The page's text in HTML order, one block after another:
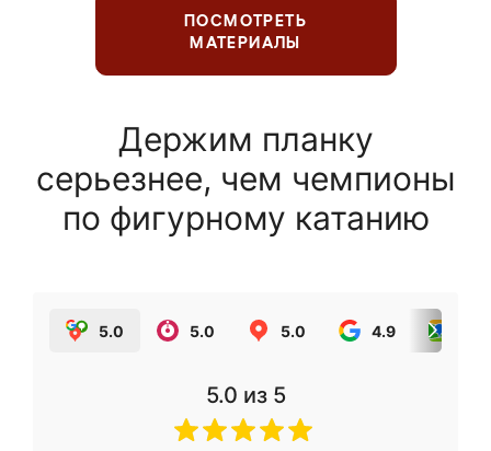
ПОСМОТРЕТЬ
МАТЕРИАЛЫ
Держим планку
серьезнее, чем чемпионы
по фигурному катанию
5.0 5.0 5.0 4.9
5.0 из 5